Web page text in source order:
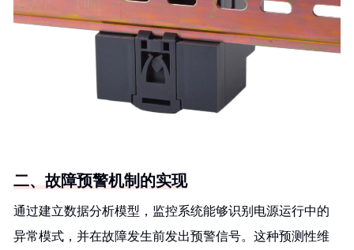
二、故障预警机制的实现
通过建立数据分析模型，监控系统能够识别电源运行中的
异常模式，并在故障发生前发出预警信号。这种预测性维